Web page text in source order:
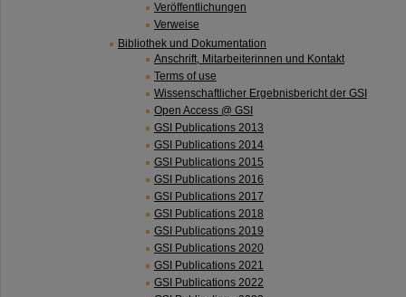
Veröffentlichungen
Verweise
Bibliothek und Dokumentation
Anschrift, Mitarbeiterinnen und Kontakt
Terms of use
Wissenschaftlicher Ergebnisbericht der GSI
Open Access @ GSI
GSI Publications 2013
GSI Publications 2014
GSI Publications 2015
GSI Publications 2016
GSI Publications 2017
GSI Publications 2018
GSI Publications 2019
GSI Publications 2020
GSI Publications 2021
GSI Publications 2022